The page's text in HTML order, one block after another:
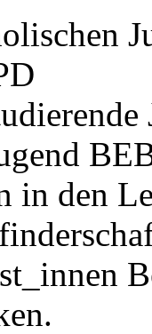
in den